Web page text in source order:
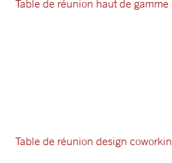
Table de réunion haut de gamme
Table de réunion design